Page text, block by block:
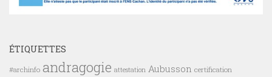
ÉTIQUETTES
#archinfo andragogie attestation Aubusson certification